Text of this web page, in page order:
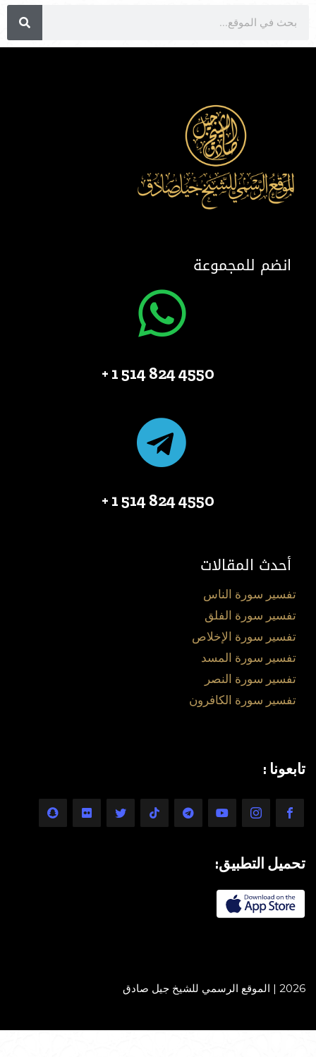
انضم للمجموعة
4550 824 514 1 +
4550 824 514 1 +
أحدث المقالات
تفسير سورة الناس
تفسير سورة الفلق
تفسير سورة الإخلاص
تفسير سورة المسد
تفسير سورة النصر
تفسير سورة الكافرون
تابعونا :
تحميل التطبيق:
2026 | الموقع الرسمي للشيخ جيل صادق